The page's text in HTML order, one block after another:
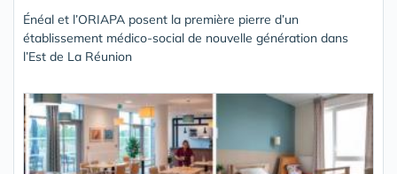
Énéal et l’ORIAPA posent la première pierre d’un
établissement médico-social de nouvelle génération dans
l’Est de La Réunion